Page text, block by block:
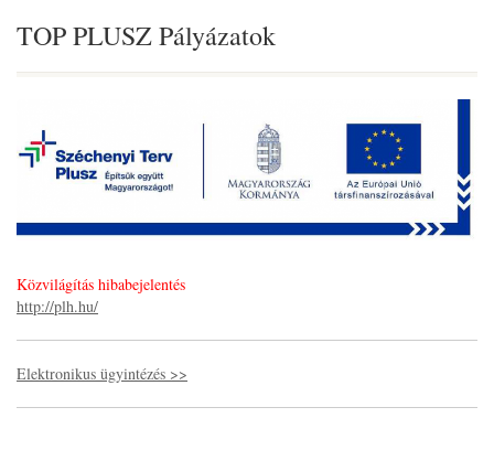
TOP PLUSZ Pályázatok
Közvilágítás hibabejelentés
http://plh.hu/
Elektronikus ügyintézés >>